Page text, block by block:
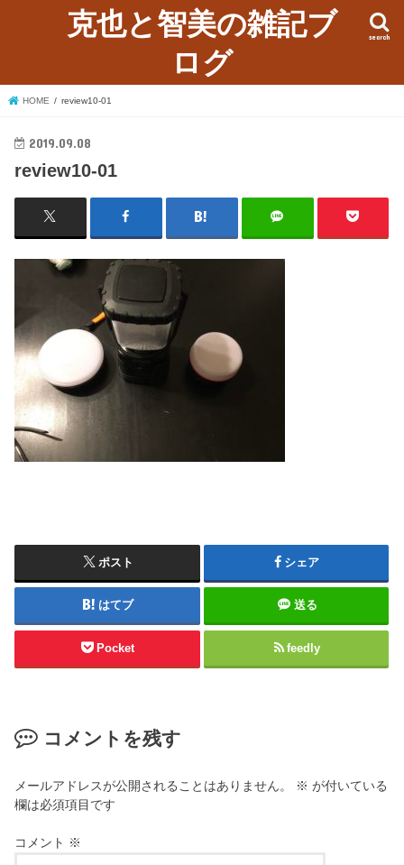
克也と智美の雑記ブ
ログ
search
HOME review10-01
2019.09.08
review10-01
ポスト シェア
はてブ 送る
Pocket feedly
コメントを残す
メールアドレスが公開されることはありません。 ※ が付いている
欄は必須項目です
コメント ※